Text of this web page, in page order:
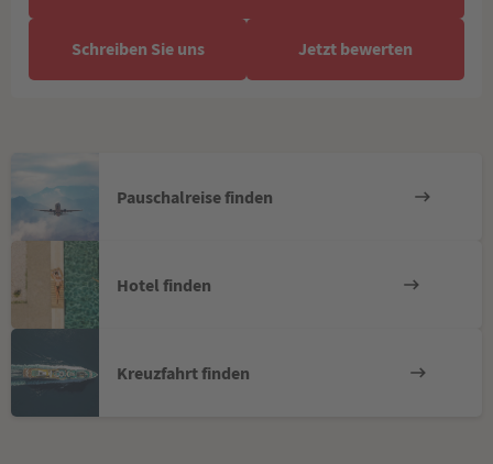
Schreiben Sie uns Jetzt bewerten
Pauschalreise finden
Hotel finden
Kreuzfahrt finden